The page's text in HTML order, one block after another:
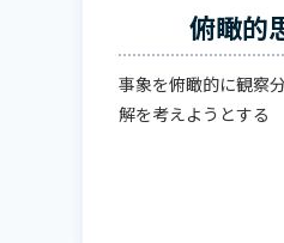
俯瞰的
事象を俯瞰的に観察
解を考えようとする